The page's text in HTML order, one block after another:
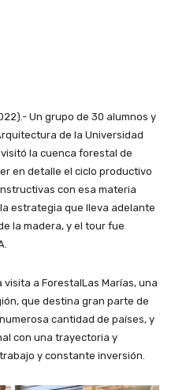
Un grupo de 30 alumnos y
de la Universidad
la cuenca forestal de
en detalle el ciclo productivo
con esa materia
estrategia que lleva adelante
la madera, y el tour fue
a ForestalLas Marías, una
que destina gran parte de
cantidad de países, y
con una trayectoria y
y constante inversión.